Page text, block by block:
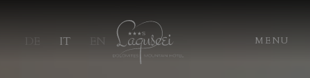
DE IT EN MENU